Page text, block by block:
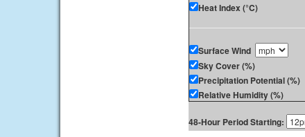
Heat Index (°C)
Surface Wind
Sky Cover (%)
Precipitation Potential (%)
Relative Humidity (%)
48-Hour Period Starting: